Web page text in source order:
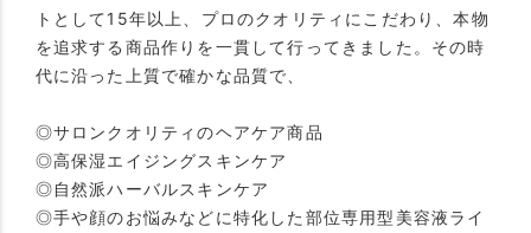
トとして15年以上、プロのクオリティにこだわり、本物
を追求する商品作りを一貫して行ってきました。その時
代に沿った上質で確かな品質で、
◎サロンクオリティのヘアケア商品
◎高保湿エイジングスキンケア
◎自然派ハーバルスキンケア
◎手や顔のお悩みなどに特化した部位専用型美容液ライ